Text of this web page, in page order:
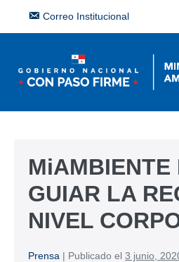
Correo Institucional
MiAMBIENTE
GUIAR LA
NIVEL
Prensa | Publicado el 3 junio,